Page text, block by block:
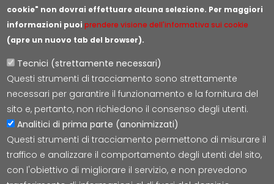
cookie" non dovrai effettuare alcuna selezione. Per maggiori
informazioni puoiprendere visione dell'informativa sui cookie
(apre un nuovo tab del browser).
Tecnici (strettamente necessari)
Questi strumenti di tracciamento sono strettamente
necessari per garantire il funzionamento e la fornitura del
sito e, pertanto, non richiedono il consenso degli utenti.
Analitici di prima parte (anonimizzati)
Questi strumenti di tracciamento permettono di misurare il
traffico e analizzare il comportamento degli utenti del sito,
con l'obiettivo di migliorare il servizio, e non prevedono
Lepida S.c.p.A.
Via della Liberazione 15, 40128 Bologna
PEC:
segreteria@pec.lepida.it
Capitale Sociale i.v. ad oggi € 69.881.000,00
P.IVA/CF 02770891204